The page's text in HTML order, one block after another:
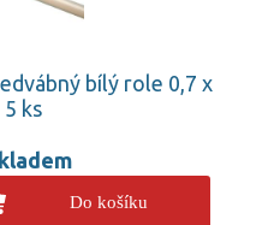
bílý role 0,7 x
5 ks
Do košíku